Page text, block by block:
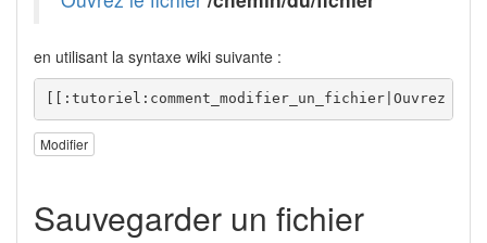
en utilisant la syntaxe wiki suivante :
[[:tutoriel:comment_modifier_un_fichier|Ouvrez
Modifier
Sauvegarder un fichier